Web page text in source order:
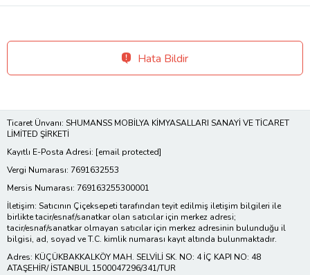
Hata Bildir
Ticaret Ünvanı: SHUMANSS MOBİLYA KİMYASALLARI SANAYİ VE TİCARET
LİMİTED ŞİRKETİ
Kayıtlı E-Posta Adresi: [email protected]
Vergi Numarası: 7691632553
Mersis Numarası: 769163255300001
İletişim: Satıcının Çiçeksepeti tarafından teyit edilmiş iletişim bilgileri ile
birlikte tacir/esnaf/sanatkar olan satıcılar için merkez adresi;
tacir/esnaf/sanatkar olmayan satıcılar için merkez adresinin bulunduğu il
bilgisi, ad, soyad ve T.C. kimlik numarası kayıt altında bulunmaktadır.
Adres: KÜÇÜKBAKKALKÖY MAH. SELVİLİ SK. NO: 4 İÇ KAPI NO: 48
ATAŞEHİR/ İSTANBUL 1500047296/341/TUR